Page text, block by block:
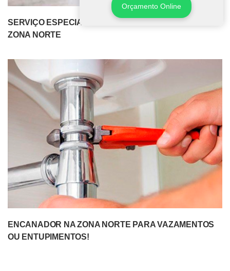
SERVIÇO ESPECIALIZADO DE DEDETIZADORA NA
ZONA NORTE
ENCANADOR NA ZONA NORTE PARA VAZAMENTOS
OU ENTUPIMENTOS!
Orçamento Online